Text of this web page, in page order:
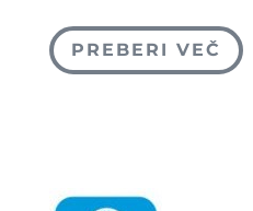
PREBERI VEČ